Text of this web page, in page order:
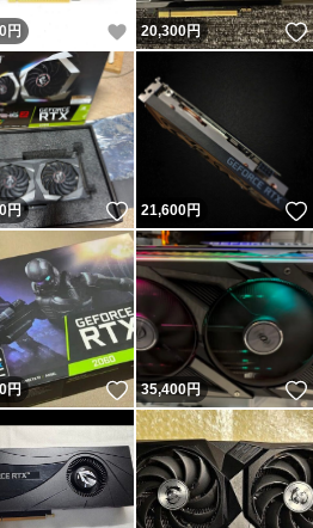
円 いいね！
20,300円
！
円 いいね！
21,600円
！
円 いいね！
35,400円